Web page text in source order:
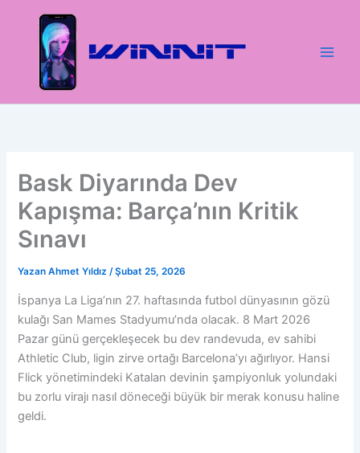
Bask Diyarında Dev
Kapışma: Barça’nın Kritik
Sınavı
Yazan Ahmet Yıldız/Şubat 25, 2026
İspanya La Liga’nın 27. haftasında futbol dünyasının gözü
kulağı San Mames Stadyumu’nda olacak. 8 Mart 2026
Pazar günü gerçekleşecek bu dev randevuda, ev sahibi
Athletic Club, ligin zirve ortağı Barcelona’yı ağırlıyor. Hansi
Flick yönetimindeki Katalan devinin şampiyonluk yolundaki
bu zorlu virajı nasıl döneceği büyük bir merak konusu haline
geldi.